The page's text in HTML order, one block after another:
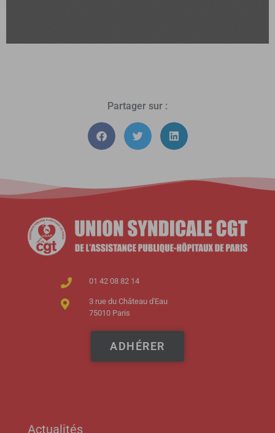
Partager sur :
01 42 08 82 14
3 rue du Château d'Eau
75010 Paris
ADHÉRER
Actualités